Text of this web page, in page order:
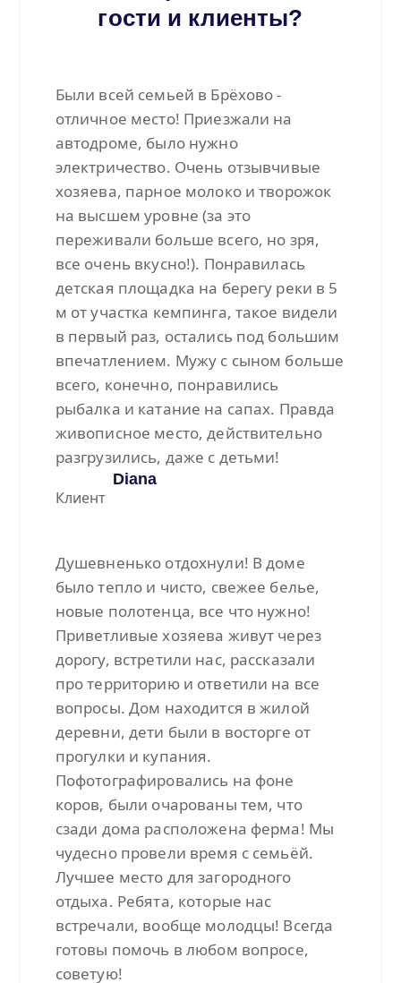
гости и клиенты?
Были всей семьей в Брёхово -
отличное место! Приезжали на
автодроме, было нужно
электричество. Очень отзывчивые
хозяева, парное молоко и творожок
на высшем уровне (за это
переживали больше всего, но зря,
все очень вкусно!). Понравилась
детская площадка на берегу реки в 5
м от участка кемпинга, такое видели
в первый раз, остались под большим
впечатлением. Мужу с сыном больше
всего, конечно, понравились
рыбалка и катание на сапах. Правда
живописное место, действительно
разгрузились, даже с детьми!
Diana
Клиент
Душевненько отдохнули! В доме
было тепло и чисто, свежее белье,
новые полотенца, все что нужно!
Приветливые хозяева живут через
дорогу, встретили нас, рассказали
про территорию и ответили на все
вопросы. Дом находится в жилой
деревни, дети были в восторге от
прогулки и купания.
Пофотографировались на фоне
коров, были очарованы тем, что
сзади дома расположена ферма! Мы
чудесно провели время с семьёй.
Лучшее место для загородного
отдыха. Ребята, которые нас
встречали, вообще молодцы! Всегда
готовы помочь в любом вопросе,
советую!